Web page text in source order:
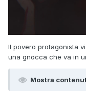
Il povero protagonista
una gnocca che va in
Mostra